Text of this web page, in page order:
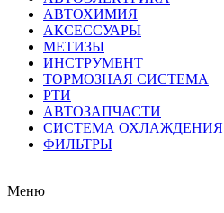
АВТОХИМИЯ
АКСЕССУАРЫ
МЕТИЗЫ
ИНСТРУМЕНТ
ТОРМОЗНАЯ СИСТЕМА
РТИ
АВТОЗАПЧАСТИ
СИСТЕМА ОХЛАЖДЕНИЯ
ФИЛЬТРЫ
Меню